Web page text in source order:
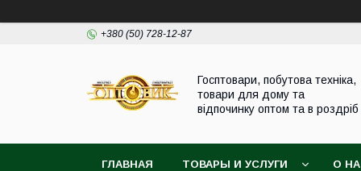
+380 (50) 728-12-87
Госптовари, побутова техніка,
товари для дому та
відпочинку оптом та в роздріб
ГЛАВНАЯ ТОВАРЫ И УСЛУГИ О